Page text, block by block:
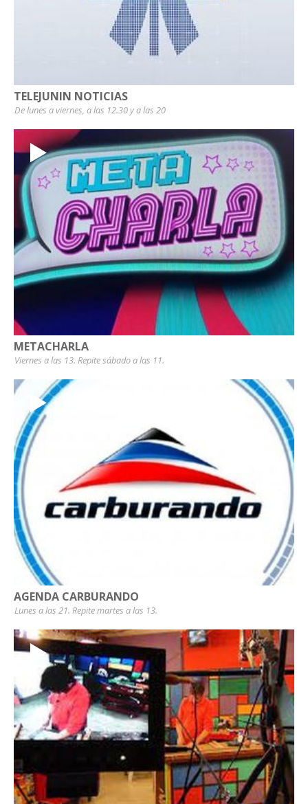
TELEJUNIN NOTICIAS
De lunes a viernes, a las 12.30 y a las 20
METACHARLA
Viernes a las 13. Repite sábado a las 11.
AGENDA CARBURANDO
Lunes a las 21. Repite martes a las 13.